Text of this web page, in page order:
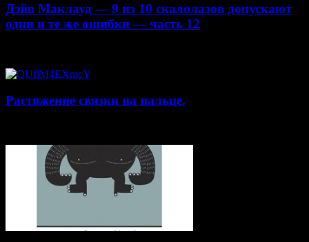
Дэйв Маклауд — 9 из 10 скалолазов допускают
одни и те же ошибки — часть 12
Растяжение связки на пальце.